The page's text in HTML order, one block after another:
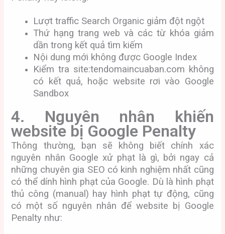
Lượt traffic Search Organic giảm đột ngột
Thứ hạng trang web và các từ khóa giảm
dần trong kết quả tìm kiếm
Nội dung mới không được Google Index
Kiểm tra site:tendomaincuaban.com không
có kết quả, hoặc website rơi vào Google
Sandbox
4. Nguyên nhân khiến
website bị Google Penalty
Thông thường, bạn sẽ không biết chính xác
nguyên nhân Google xử phạt là gì, bởi ngay cả
những chuyên gia SEO có kinh nghiệm nhất cũng
có thể dính hình phạt của Google. Dù là hình phạt
thủ công (manual) hay hình phạt tự động, cũng
có một số nguyên nhân để website bị Google
Penalty như: